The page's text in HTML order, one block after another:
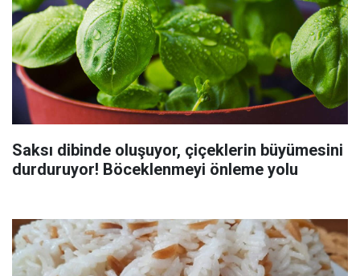
Saksı dibinde oluşuyor, çiçeklerin büyümesini
durduruyor! Böceklenmeyi önleme yolu